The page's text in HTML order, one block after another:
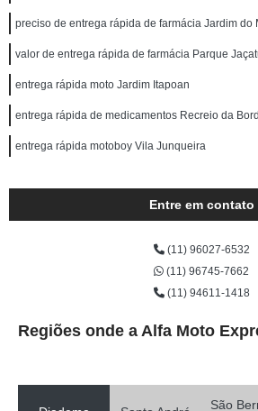
preciso de entrega rápida de farmácia Jardim do
valor de entrega rápida de farmácia Parque
entrega rápida moto Jardim Itapoan
entrega rápida de medicamentos Recreio da
entrega rápida motoboy Vila Junqueira
Entre em contato
(11) 96027-6532
(11) 96745-7662
(11) 94611-1418
Regiões onde a Alfa Moto
São